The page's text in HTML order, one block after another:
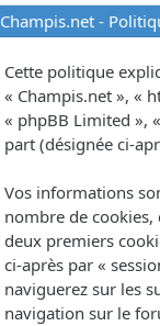
Champis.net -
Cette politique
« Champis.net », «
« phpBB Limited »,
part (désignée ci-
Vos informations
nombre de
deux premiers
ci-après par «
naviguerez sur les
navigation sur le